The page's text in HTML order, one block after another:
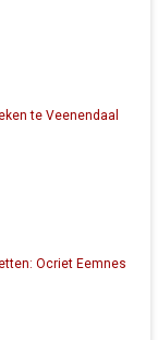
te Veenendaal
Ocriet Eemnes